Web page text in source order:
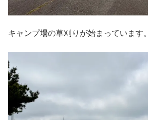
キャンプ場の草刈りが始まっています。